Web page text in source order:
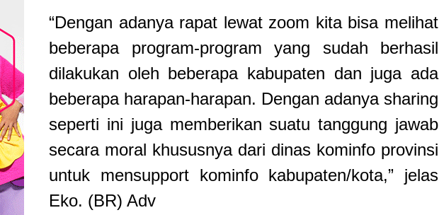
“Dengan adanya rapat lewat zoom kita bisa melihat
beberapa program-program yang sudah berhasil
dilakukan oleh beberapa kabupaten dan juga ada
beberapa harapan-harapan. Dengan adanya sharing
seperti ini juga memberikan suatu tanggung jawab
secara moral khususnya dari dinas kominfo provinsi
untuk mensupport kominfo kabupaten/kota,” jelas
Eko. (BR) Adv